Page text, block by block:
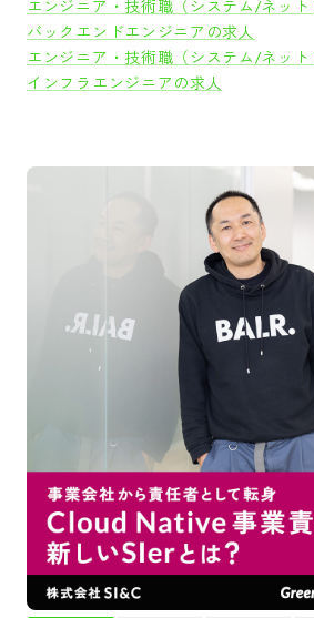
エンジニア・技術職（システム/ネット
バックエンドエンジニアの求人
エンジニア・技術職（システム/ネット
インフラエンジニアの求人